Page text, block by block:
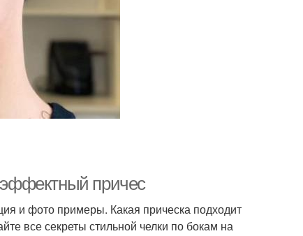
причес
и фото примеры. Какая прическа подходит
все секреты стильной челки по бокам на